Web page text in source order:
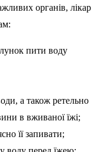
органів, лікар
пити воду
а також ретельно
в вживаної їжі;
її запивати;